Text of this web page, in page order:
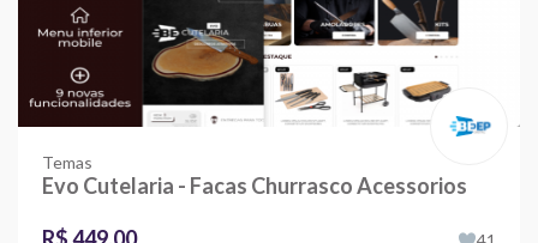
Temas
Evo Cutelaria - Facas Churrasco Acessorios